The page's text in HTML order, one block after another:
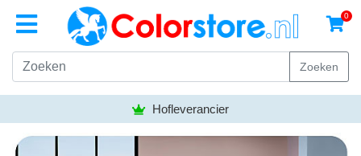
0
Zoeken
Hofleverancier